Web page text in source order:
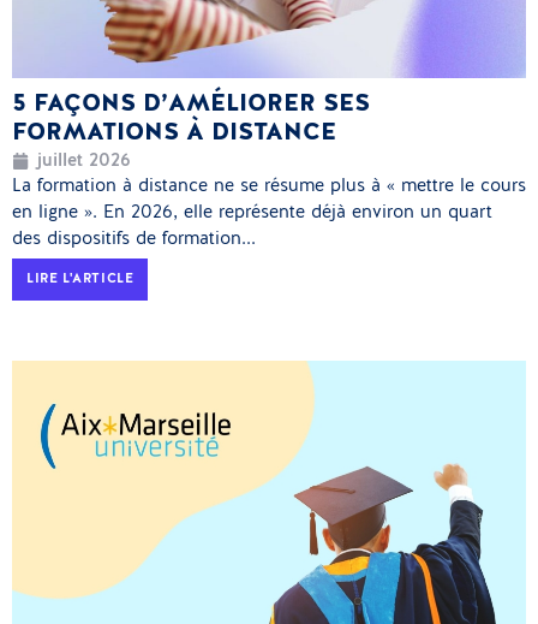
5 FAÇONS D’AMÉLIORER SES
FORMATIONS À DISTANCE
juillet 2026
La formation à distance ne se résume plus à « mettre le cours
en ligne ». En 2026, elle représente déjà environ un quart
des dispositifs de formation...
LIRE L'ARTICLE